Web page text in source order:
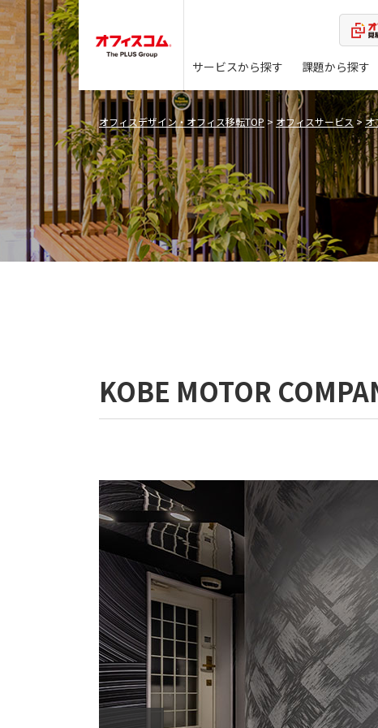
サービスから探す 課題から探す
オフィスデザイン・オフィス移転TOP > オフィスサービス>オ
KOBE MOTOR